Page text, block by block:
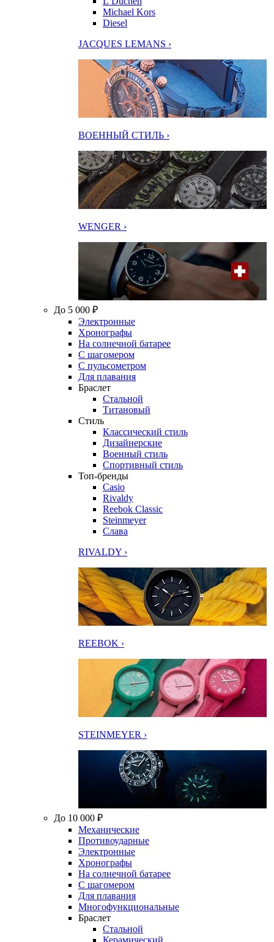
Michael Kors
Diesel
JACQUES LEMANS ›
ВОЕННЫЙ СТИЛЬ ›
WENGER ›
До 5 000 ₽
Электронные
Хронографы
На солнечной батарее
С шагомером
С пульсометром
Для плавания
Браслет
Стальной
Титановый
Стиль
Классический стиль
Дизайнерские
Военный стиль
Спортивный стиль
Топ-бренды
Casio
Rivaldy
Reebok Classic
Steinmeyer
Слава
RIVALDY ›
REEBOK ›
STEINMEYER ›
До 10 000 ₽
Механические
Противоударные
Электронные
Хронографы
На солнечной батарее
С шагомером
Для плавания
Многофункциональные
Браслет
Стальной
Керамический